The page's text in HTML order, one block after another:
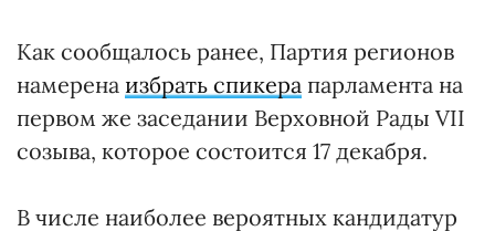
Как сообщалось ранее, Партия регионов
намерена избрать спикера парламента на
первом же заседании Верховной Рады VII
созыва, которое состоится 17 декабря.
В числе наиболее вероятных кандидатур